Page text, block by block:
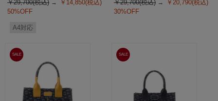
￥29,700(税込)
￥14,850(税込)
50%OFF
A4対応
￥29,700(税込)
￥20,790(税込)
30%OFF
SALE SALE